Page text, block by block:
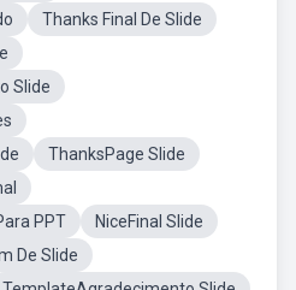
Thanks Final De Slide
Slide
ThanksPage Slide
PPT
NiceFinal Slide
De Slide